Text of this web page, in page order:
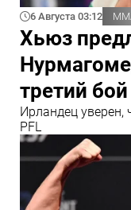
6 Августа 03:12
Хьюз
третий бой
Ирландец уверен,
PFL